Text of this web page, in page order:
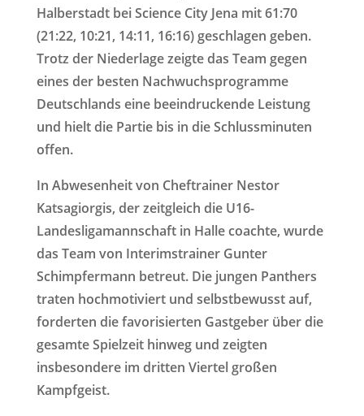
Halberstadt bei Science City Jena mit 61:70
(21:22, 10:21, 14:11, 16:16) geschlagen geben.
Trotz der Niederlage zeigte das Team gegen
eines der besten Nachwuchsprogramme
Deutschlands eine beeindruckende Leistung
und hielt die Partie bis in die Schlussminuten
offen.
In Abwesenheit von Cheftrainer Nestor
Katsagiorgis, der zeitgleich die U16-
Landesligamannschaft in Halle coachte, wurde
das Team von Interimstrainer Gunter
Schimpfermann betreut. Die jungen Panthers
traten hochmotiviert und selbstbewusst auf,
forderten die favorisierten Gastgeber über die
gesamte Spielzeit hinweg und zeigten
insbesondere im dritten Viertel großen
Kampfgeist.